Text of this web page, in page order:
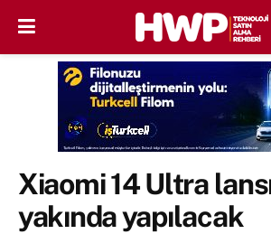
Xiaomi 14 Ultra
yakında yapılacak